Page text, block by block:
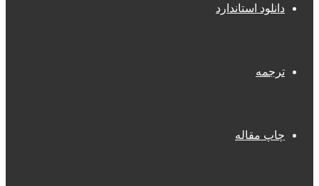
دانلود استاندارد
ترجمه
چاپ مقاله